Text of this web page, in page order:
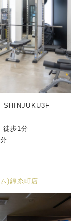
SHINJUKU3F
徒歩1分
)錦糸町店